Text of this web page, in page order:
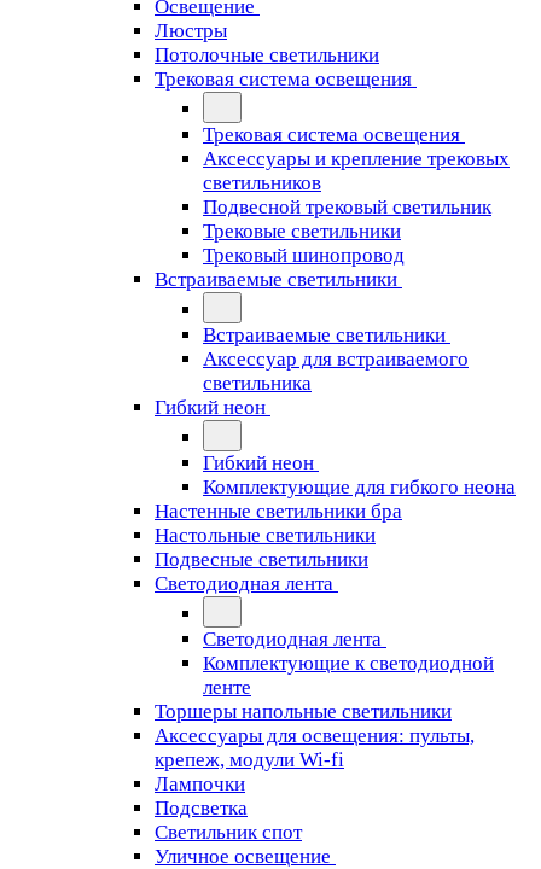
Освещение
Люстры
Потолочные светильники
Трековая система освещения
Трековая система освещения
Аксессуары и крепление трековых
светильников
Подвесной трековый светильник
Трековые светильники
Трековый шинопровод
Встраиваемые светильники
Встраиваемые светильники
Аксессуар для встраиваемого
светильника
Гибкий неон
Гибкий неон
Комплектующие для гибкого неона
Настенные светильники бра
Настольные светильники
Подвесные светильники
Светодиодная лента
Светодиодная лента
Комплектующие к светодиодной
ленте
Торшеры напольные светильники
Аксессуары для освещения: пульты,
крепеж, модули Wi-fi
Лампочки
Подсветка
Светильник спот
Уличное освещение